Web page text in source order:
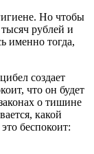
Но чтобы
тысяч рублей и
именно тогда,
создает
что он будет
о тишине
какой
беспокоит: